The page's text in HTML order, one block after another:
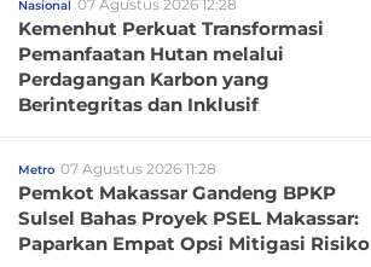
Nasional 07 Agustus 2026 12:28
Kemenhut Perkuat Transformasi
Pemanfaatan Hutan melalui
Perdagangan Karbon yang
Berintegritas dan Inklusif
Metro 07 Agustus 2026 11:28
Pemkot Makassar Gandeng BPKP
Sulsel Bahas Proyek PSEL Makassar:
Paparkan Empat Opsi Mitigasi Risiko